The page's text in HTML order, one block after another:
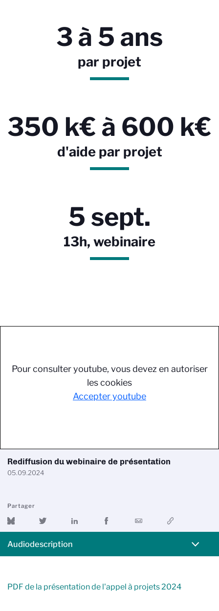
3 à 5 ans
par projet
350 k€ à 600 k€
d'aide par projet
5 sept.
13h, webinaire
Pour consulter youtube, vous devez en autoriser
les cookies
Accepter youtube
Rediffusion du webinaire de présentation
05.09.2024
Partager
Audiodescription
PDF de la présentation de l'appel à projets 2024